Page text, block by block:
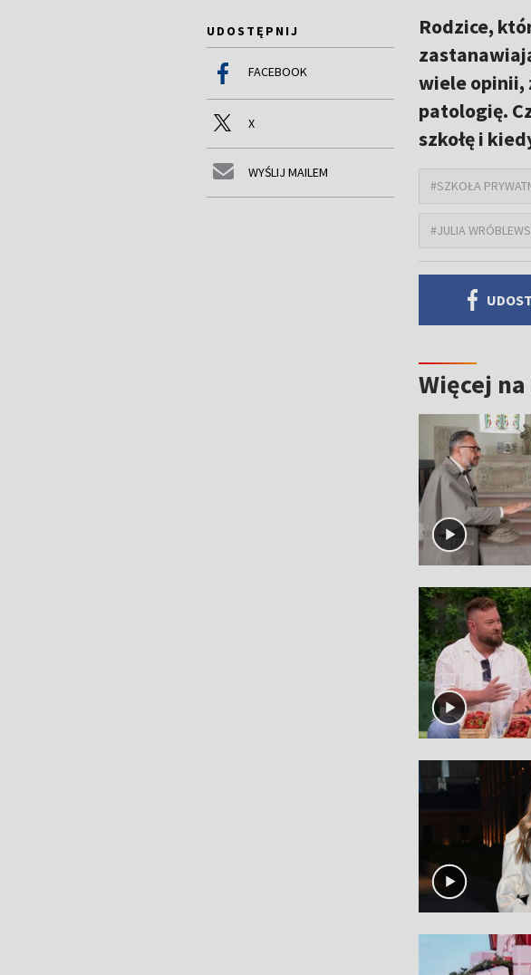
UDOSTĘPNIJ
FACEBOOK
X
WYŚLIJ MAILEM
Rodzice,
wiele opinii,
patologię.
szkołę i
#SZKOŁA
#JULIA
Więcej